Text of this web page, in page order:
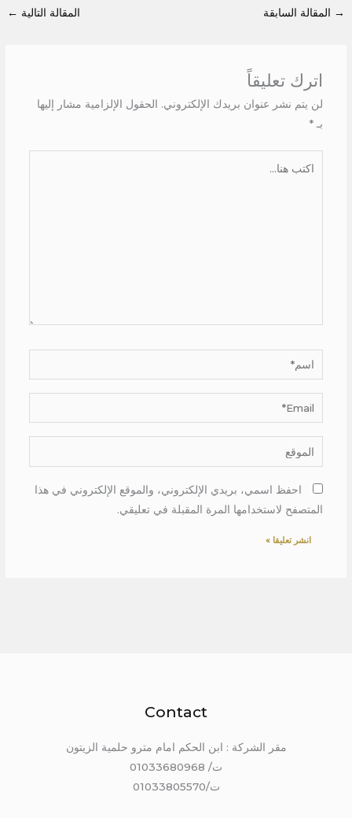
→ المقالة السابقة المقالة التالية ←
اترك تعليقاً
لن يتم نشر عنوان بريدك الإلكتروني. الحقول الإلزامية مشار إليها
بـ *
اسم*
Email*
الموقع
احفظ اسمي، بريدي الإلكتروني، والموقع الإلكتروني في هذا
المتصفح لاستخدامها المرة المقبلة في تعليقي.
Contact
مقر الشركة : ابن الحكم امام مترو حلمية الزيتون
ت/ 01033680968
ت/01033805570